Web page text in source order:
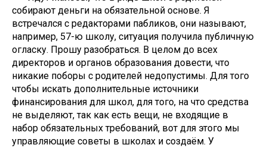
собирают деньги на обязательной основе. Я
встречался с редакторами пабликов, они называют,
например, 57-ю школу, ситуация получила публичную
огласку. Прошу разобраться. В целом до всех
директоров и органов образования довести, что
никакие поборы с родителей недопустимы. Для того
чтобы искать дополнительные источники
финансирования для школ, для того, на что средства
не выделяют, так как есть вещи, не входящие в
набор обязательных требований, вот для этого мы
управляющие советы в школах и создаём. У